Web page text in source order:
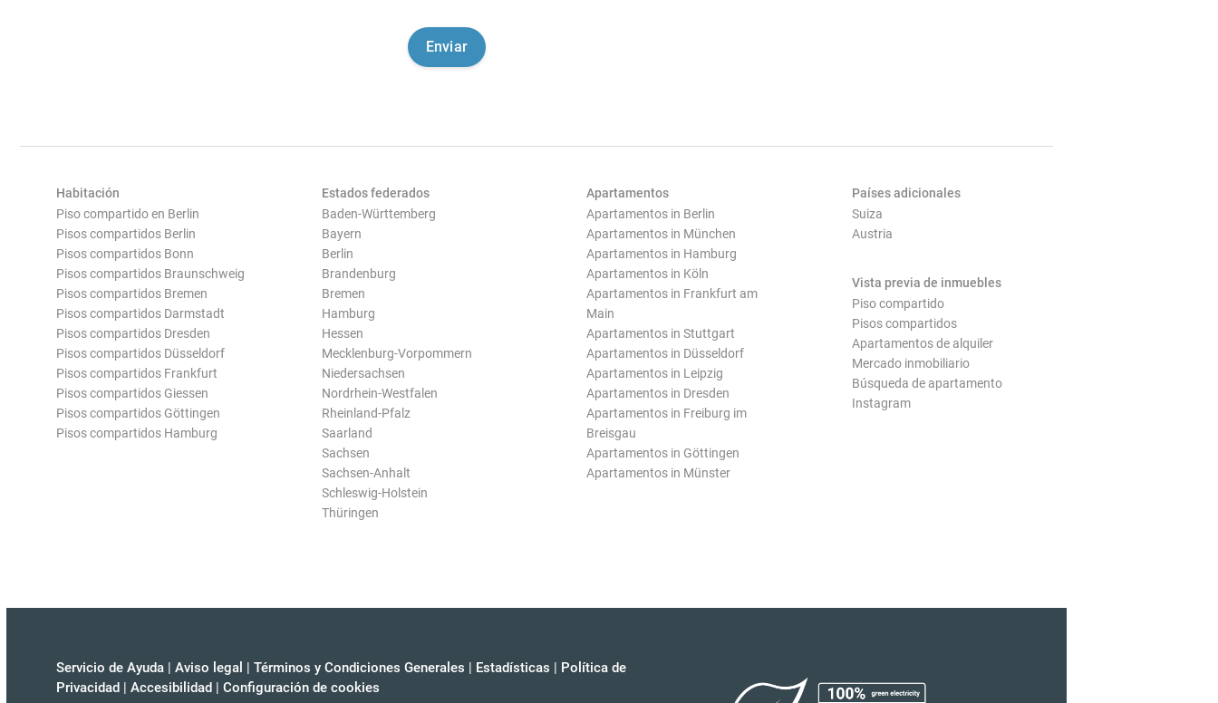
Habitación
Piso compartido en Berlin
Pisos compartidos Berlin
Pisos compartidos Bonn
Pisos compartidos Braunschweig
Pisos compartidos Bremen
Pisos compartidos Darmstadt
Pisos compartidos Dresden
Pisos compartidos Düsseldorf
Pisos compartidos Frankfurt
Pisos compartidos Giessen
Pisos compartidos Göttingen
Pisos compartidos Hamburg
Estados federados
Baden-Württemberg
Bayern
Berlin
Brandenburg
Bremen
Hamburg
Hessen
Mecklenburg-Vorpommern
Niedersachsen
Nordrhein-Westfalen
Rheinland-Pfalz
Saarland
Sachsen
Sachsen-Anhalt
Schleswig-Holstein
Thüringen
Apartamentos
Apartamentos in Berlin
Apartamentos in München
Apartamentos in Hamburg
Apartamentos in Köln
Apartamentos in Frankfurt am
Main
Apartamentos in Stuttgart
Apartamentos in Düsseldorf
Apartamentos in Leipzig
Apartamentos in Dresden
Apartamentos in Freiburg im
Breisgau
Apartamentos in Göttingen
Apartamentos in Münster
Países adicionales
Suiza
Austria
Vista previa de inmuebles
Piso compartido
Pisos compartidos
Apartamentos de alquiler
Mercado inmobiliario
Búsqueda de apartamento
Instagram
Servicio de Ayuda | Aviso legal | Términos y Condiciones Generales | Estadísticas | Política de
Privacidad | Accesibilidad | Configuración de cookies